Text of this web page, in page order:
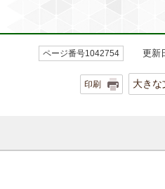
ページ番号1042754 更新
印刷 大きな